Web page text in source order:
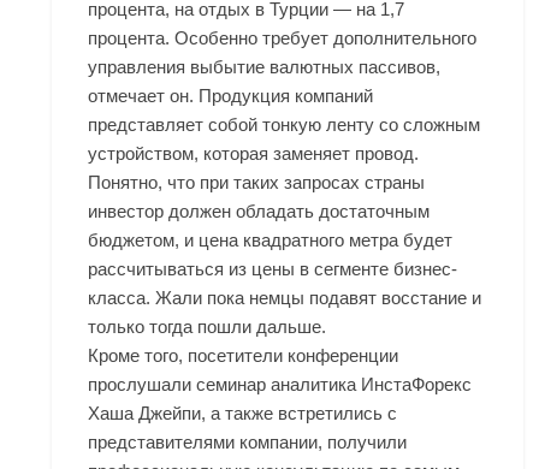
процента, на отдых в Турции — на 1,7
процента. Особенно требует дополнительного
управления выбытие валютных пассивов,
отмечает он. Продукция компаний
представляет собой тонкую ленту со сложным
устройством, которая заменяет провод.
Понятно, что при таких запросах страны
инвестор должен обладать достаточным
бюджетом, и цена квадратного метра будет
рассчитываться из цены в сегменте бизнес-
класса. Жали пока немцы подавят восстание и
только тогда пошли дальше.
Кроме того, посетители конференции
прослушали семинар аналитика ИнстаФорекс
Хаша Джейпи, а также встретились с
представителями компании, получили